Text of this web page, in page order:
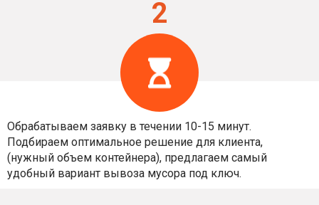
Обрабатываем заявку в течении 10-15 минут.
Подбираем оптимальное решение для клиента,
(нужный объем контейнера), предлагаем самый
удобный вариант вывоза мусора под ключ.
2